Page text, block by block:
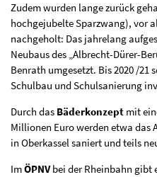
Zudem wurden lange zurück
hochgejubelte Sparzwang), vor
nachgeholt: Das jahrelang
Neubaus des „Albrecht-Dürer-
Benrath umgesetzt. Bis 2020 /21
Schulbau und Schulsanierung
Durch das Bäderkonzept mit
Millionen Euro werden etwa das
in Oberkassel saniert und teils
ImÖPNVbei der Rheinbahn gibt